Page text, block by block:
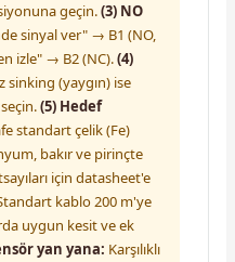
geçin.(3) NO
sinyal ver" → B1 (NO,
izle" → B2 (NC).(4)
sinking (yaygın) ise
(5) Hedef
standart çelik (Fe)
bakır ve pirinçte
için datasheet'e
kablo 200 m'ye
uygun kesit ve ek
yan yana: Karşılıklı